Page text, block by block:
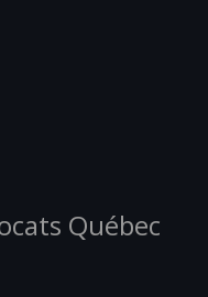
Québec